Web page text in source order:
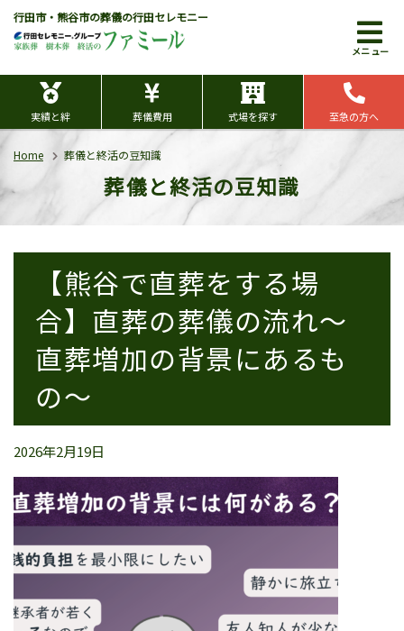
行田市・熊谷市の葬儀の行田セレモニー
メニュー
実績と絆 葬儀費用 式場を探す 至急の方へ
Home 葬儀と終活の豆知識
葬儀と終活の豆知識
【熊谷で直葬をする場
合】直葬の葬儀の流れ～
直葬増加の背景にあるも
の～
2026年2月19日